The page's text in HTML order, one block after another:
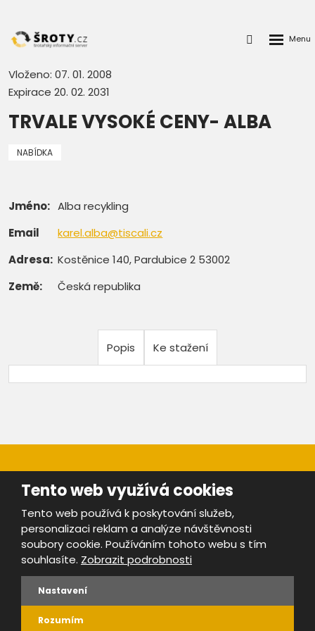
Přihlášení
Vloženo: 07. 01. 2008
Expirace 20. 02. 2031
TRVALE VYSOKÉ CENY- ALBA
NABÍDKA
Jméno: Alba recykling
Email
karel.alba@tiscali.cz
Adresa: Kostěnice 140, Pardubice 2 53002
Země:
Česká republika
Popis Ke stažení
Provozovatel portálu ŠROTY.cz je
Mapa stránek |Bezpečnost a ochrana osobních údajů
Podmínky použití
Tento web využívá cookies
Tento web používá k poskytování služeb,
personalizaci reklam a analýze návštěvnosti
soubory cookie. Používáním tohoto webu s tím
souhlasíte. Zobrazit podrobnosti
Nastavení
Rozumím